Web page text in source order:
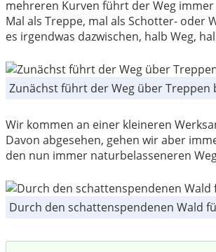
mehreren Kurven führt der Weg
Mal als Treppe, mal als Schotter- oder
es irgendwas dazwischen, halb Weg,
Zunächst führt der Weg über Treppen
Wir kommen an einer kleineren
Davon abgesehen, gehen wir aber
den nun immer naturbelasseneren
Durch den schattenspendenen Wald